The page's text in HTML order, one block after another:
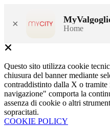
× Home
Questo sito utilizza cookie
chiusura del banner mediante
contraddistinto dalla X o
navigazione" comporta la
assenza di cookie o altri
sopracitati.
COOKIE POLICY